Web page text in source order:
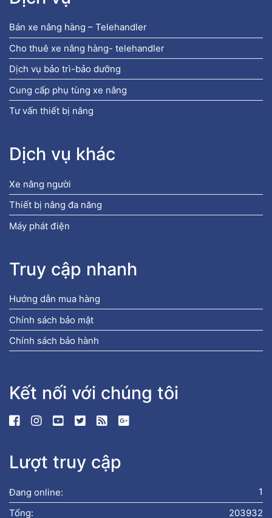
Bán xe nâng hàng – Telehandler
Cho thuê xe nâng hàng- telehandler
Dịch vụ bảo trì-bảo dưỡng
Cung cấp phụ tùng xe nâng
Tư vấn thiết bị nâng
Dịch vụ khác
Xe nâng người
Thiết bị nâng đa năng
Máy phát điện
Truy cập nhanh
Hướng dẫn mua hàng
Chính sách bảo mật
Chính sách bảo hành
Kết nối với chúng tôi
Lượt truy cập
1
Đang online:
203932
Tổng: